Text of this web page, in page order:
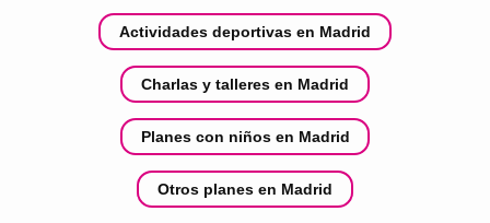
Actividades deportivas en Madrid
Charlas y talleres en Madrid
Planes con niños en Madrid
Otros planes en Madrid